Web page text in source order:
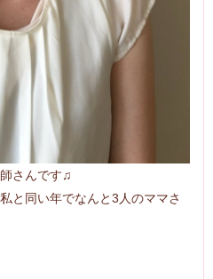
さんです♫
と同い年でなんと3人のママさ